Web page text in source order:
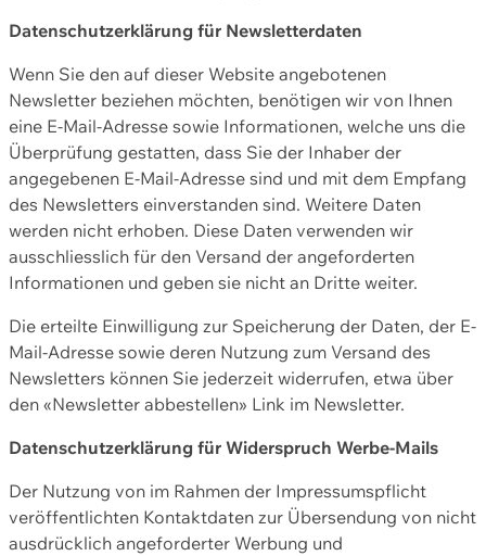
Datenschutzerklärung für Newsletterdaten
Wenn Sie den auf dieser Website angebotenen
Newsletter beziehen möchten, benötigen wir von Ihnen
eine E-Mail-Adresse sowie Informationen, welche uns die
Überprüfung gestatten, dass Sie der Inhaber der
angegebenen E-Mail-Adresse sind und mit dem Empfang
des Newsletters einverstanden sind. Weitere Daten
werden nicht erhoben. Diese Daten verwenden wir
ausschliesslich für den Versand der angeforderten
Informationen und geben sie nicht an Dritte weiter.
Die erteilte Einwilligung zur Speicherung der Daten, der E-
Mail-Adresse sowie deren Nutzung zum Versand des
Newsletters können Sie jederzeit widerrufen, etwa über
den «Newsletter abbestellen» Link im Newsletter.
Datenschutzerklärung für Widerspruch Werbe-Mails
Der Nutzung von im Rahmen der Impressumspflicht
veröffentlichten Kontaktdaten zur Übersendung von nicht
ausdrücklich angeforderter Werbung und